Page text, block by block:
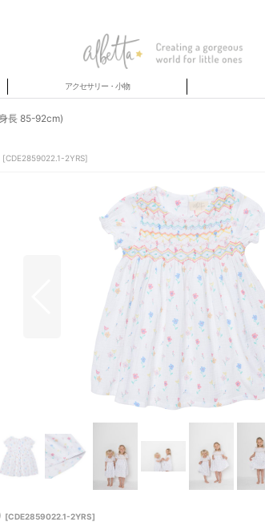
アクセサリー・小物
長 85-92cm)
[CDE2859022.1-2YRS]
[CDE2859022.1-2YRS]